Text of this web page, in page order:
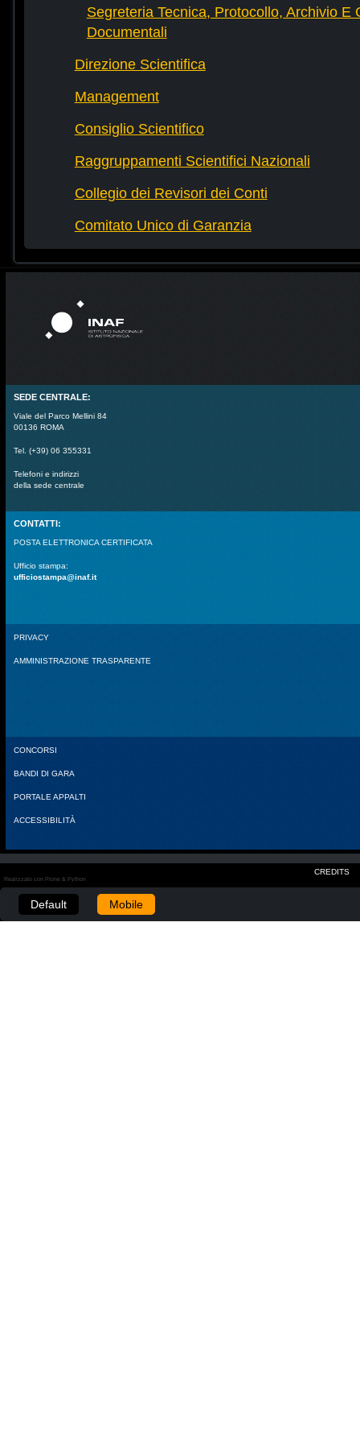
Segreteria Tecnica, Protocollo, Archivio E
Documentali
Direzione Scientifica
Management
Consiglio Scientifico
Raggruppamenti Scientifici Nazionali
Collegio dei Revisori dei Conti
Comitato Unico di Garanzia
SEDE CENTRALE:
Viale del Parco Mellini 84
00136 ROMA
Tel. (+39) 06 355331
Telefoni e indirizzi
della sede centrale
CONTATTI:
POSTA ELETTRONICA CERTIFICATA
Ufficio stampa:
ufficiostampa@inaf.it
PRIVACY
AMMINISTRAZIONE TRASPARENTE
CONCORSI
BANDI DI GARA
PORTALE APPALTI
ACCESSIBILITÀ
CREDITS
Realizzato con Plone & Python
Default Mobile